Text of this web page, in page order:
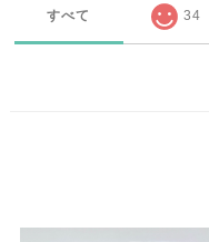
すべて 34